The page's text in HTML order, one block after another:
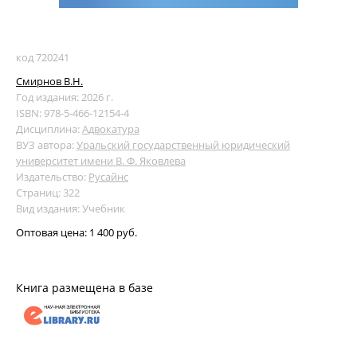
код 720241
Смирнов В.Н.
Год издания: 2026 г.
ISBN: 978-5-466-12154-4
Дисциплина:Адвокатура
ВУЗ автора:Уральский государственный юридический
университет имени В. Ф. Яковлева
Издательство: Русайнс
Страниц: 322
Вид издания: Учебник
Оптовая цена: 1 400 руб.
Книга размещена в базе